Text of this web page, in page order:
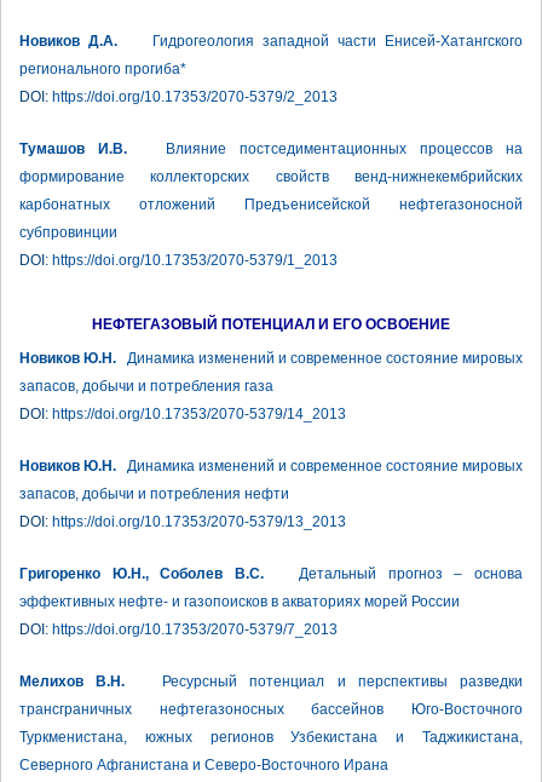
Новиков Д.А.
Гидрогеология западной части Енисей-Хатангского
регионального прогиба*
DOI: https://doi.org/10.17353/2070-5379/2_2013
Тумашов И.В.Влияние постседиментационных процессов на
формирование коллекторских свойств венд-нижнекембрийских
карбонатных отложений Предъенисейской нефтегазоносной
субпровинции
DOI: https://doi.org/10.17353/2070-5379/1_2013
НЕФТЕГАЗОВЫЙ ПОТЕНЦИАЛ И ЕГО ОСВОЕНИЕ
Новиков Ю.Н. Динамика изменений и современное состояние мировых
запасов, добычи и потребления газа
DOI: https://doi.org/10.17353/2070-5379/14_2013
Новиков Ю.Н. Динамика изменений и современное состояние мировых
запасов, добычи и потребления нефти
DOI: https://doi.org/10.17353/2070-5379/13_2013
Григоренко Ю.Н., Соболев В.С. Детальный прогноз – основа
эффективных нефте- и газопоисков в акваториях морей России
DOI: https://doi.org/10.17353/2070-5379/7_2013
Мелихов В.Н. Ресурсный потенциал и перспективы разведки
трансграничных нефтегазоносных бассейнов Юго-Восточного
Туркменистана, южных регионов Узбекистана и Таджикистана,
Северного Афганистана и Северо-Восточного Ирана